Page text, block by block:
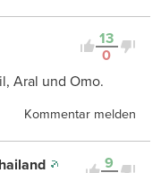
13
0
Aral und Omo.
Kommentar melden
9